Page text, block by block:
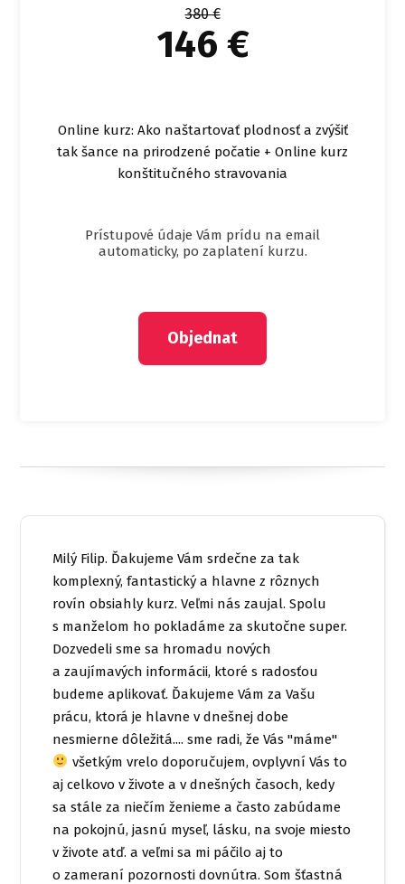
380 €
146 €
Online kurz: Ako naštartovať plodnosť a zvýšiť
tak šance na prirodzené počatie + Online kurz
konštitučného stravovania
Prístupové údaje Vám prídu na email
automaticky, po zaplatení kurzu.
Objednat
Milý Filip. Ďakujeme Vám srdečne za tak
komplexný, fantastický a hlavne z rôznych
rovín obsiahly kurz. Veľmi nás zaujal. Spolu
s manželom ho pokladáme za skutočne super.
Dozvedeli sme sa hromadu nových
a zaujímavých informácii, ktoré s radosťou
budeme aplikovať. Ďakujeme Vám za Vašu
prácu, ktorá je hlavne v dnešnej dobe
nesmierne dôležitá.... sme radi, že Vás "máme"
všetkým vrelo doporučujem, ovplyvní Vás to
aj celkovo v živote a v dnešných časoch, kedy
sa stále za niečím ženieme a často zabúdame
na pokojnú, jasnú myseľ, lásku, na svoje miesto
v živote atď. a veľmi sa mi páčilo aj to
o zameraní pozornosti dovnútra. Som šťastná